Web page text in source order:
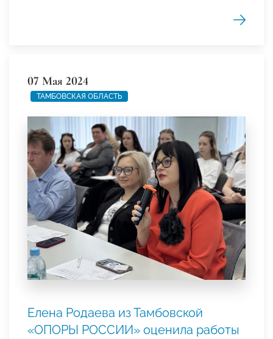
07 Мая 2024
ТАМБОВСКАЯ ОБЛАСТЬ
Елена Родаева из Тамбовской
«ОПОРЫ РОССИИ» оценила работы